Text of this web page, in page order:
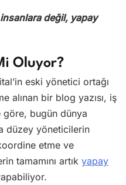
değil, yapay
Oluyor?
eski yönetici ortağı
alınan bir blog yazısı, iş
göre, bugün dünya
düzey yöneticilerin
etme ve
tamamını artık yapay